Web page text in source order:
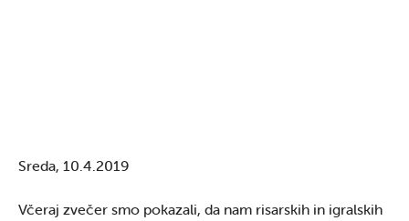
Sreda, 10.4.2019
Včeraj zvečer smo pokazali, da nam risarskih in igralskih